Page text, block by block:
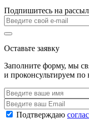
Подпишитесь на
Оставьте заявку
Заполните форму, мы
и проконсультируем по
Подтверждаю